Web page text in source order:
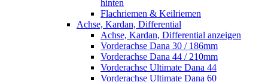
hinten
Flachriemen & Keilriemen
Achse, Kardan, Differential
Achse, Kardan, Differential anzeigen
Vorderachse Dana 30 / 186mm
Vorderachse Dana 44 / 210mm
Vorderachse Ultimate Dana 44
Vorderachse Ultimate Dana 60